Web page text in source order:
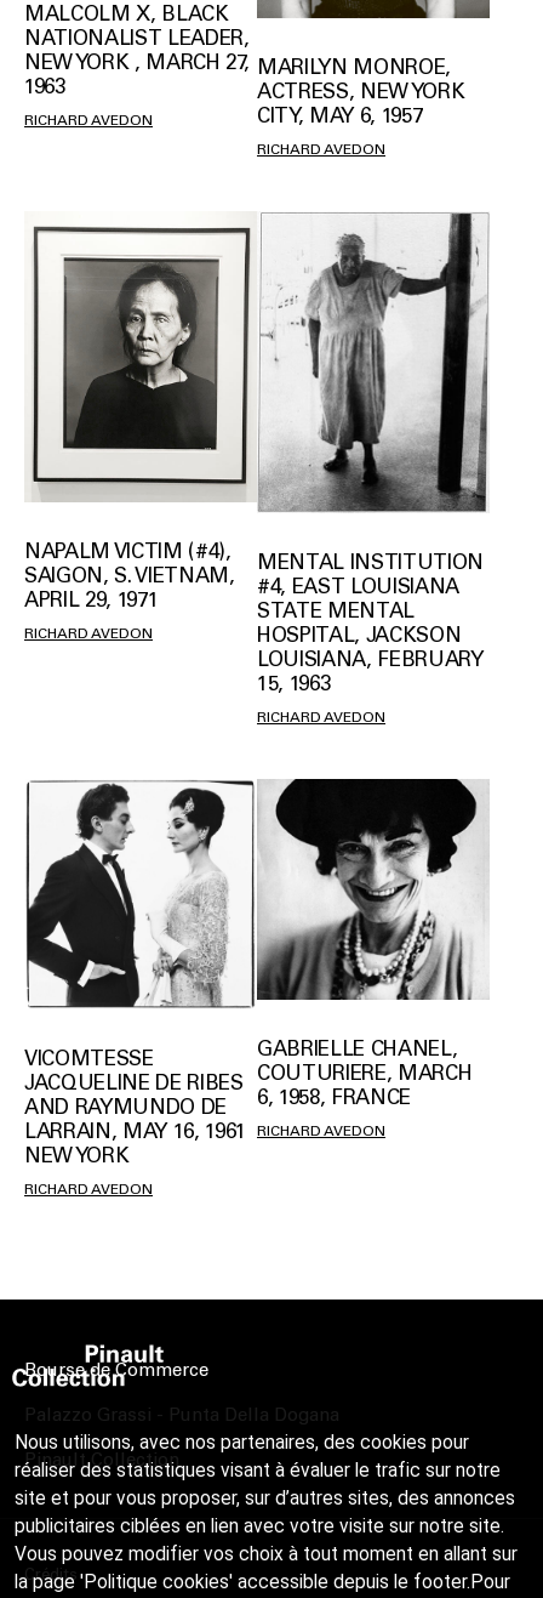
MALCOLM X, BLACK
NATIONALIST LEADER,
NEW YORK , MARCH 27,
1963
RICHARD AVEDON
MARILYN MONROE,
ACTRESS, NEW YORK
CITY, MAY 6, 1957
RICHARD AVEDON
NAPALM VICTIM (#4),
SAIGON, S. VIETNAM,
APRIL 29, 1971
RICHARD AVEDON
MENTAL INSTITUTION
#4, EAST LOUISIANA
STATE MENTAL
HOSPITAL, JACKSON
LOUISIANA, FEBRUARY
15, 1963
RICHARD AVEDON
VICOMTESSE
JACQUELINE DE RIBES
AND RAYMUNDO DE
LARRAIN, MAY 16, 1961
NEW YORK
RICHARD AVEDON
GABRIELLE CHANEL,
COUTURIERE, MARCH
6, 1958, FRANCE
RICHARD AVEDON
Bourse de Commerce
Palazzo Grassi - Punta Della Dogana
Pinault Collection
Crédits
Nous utilisons, avec nos partenaires, des cookies pour
réaliser des statistiques visant à évaluer le trafic sur notre
site et pour vous proposer, sur d’autres sites, des annonces
publicitaires ciblées en lien avec votre visite sur notre site.
Vous pouvez modifier vos choix à tout moment en allant sur
la page 'Politique cookies' accessible depuis le footer.Pour